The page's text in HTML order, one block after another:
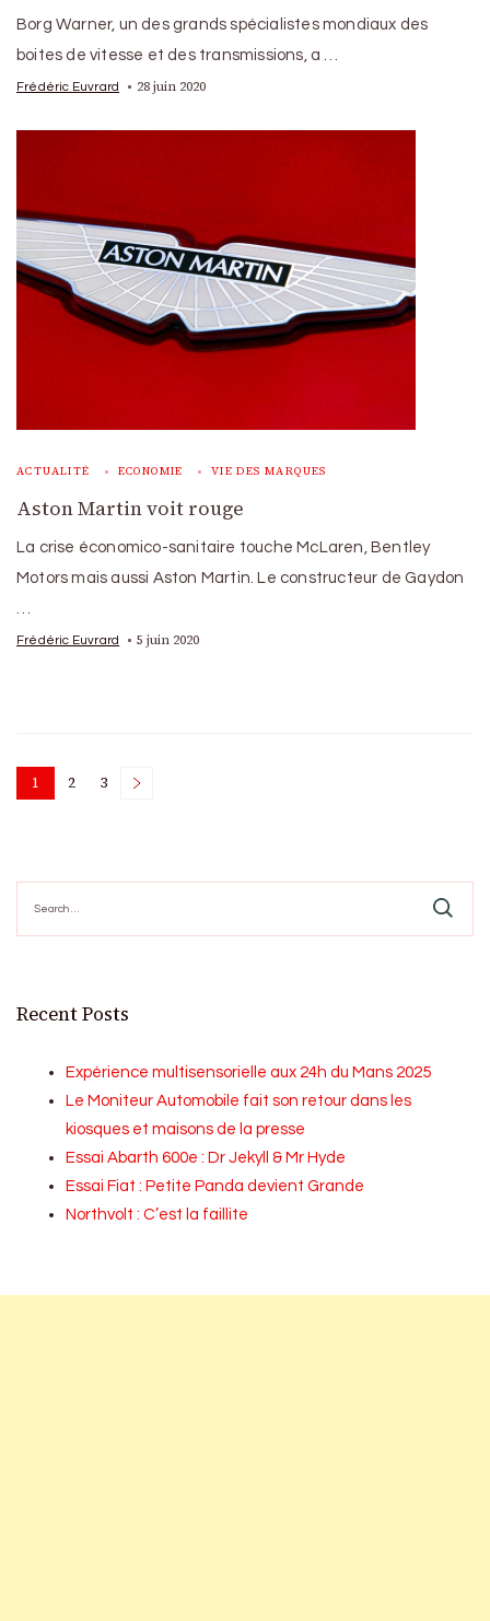
Borg Warner, un des grands spécialistes mondiaux des
boites de vitesse et des transmissions, a …
Frédéric Euvrard 28 juin 2020
ACTUALITÉ ECONOMIE VIE DES MARQUES
Aston Martin voit rouge
La crise économico-sanitaire touche McLaren, Bentley
Motors mais aussi Aston Martin. Le constructeur de Gaydon
Frédéric Euvrard 5 juin 2020
Posts
Page
1 Page
2 Page
3
for:
Recent Posts
Expérience multisensorielle aux 24h du Mans 2025
Le Moniteur Automobile fait son retour dans les
kiosques et maisons de la presse
Essai Abarth 600e : Dr Jekyll & Mr Hyde
Essai Fiat : Petite Panda devient Grande
Northvolt : C’est la faillite